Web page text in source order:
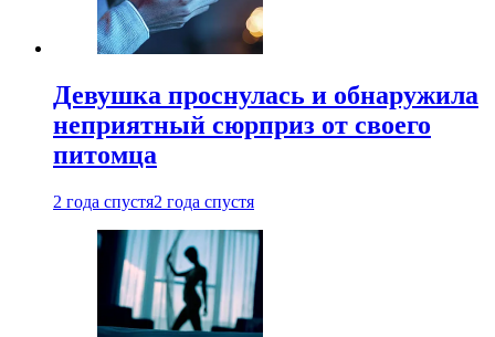
Девушка проснулась и обнаружила
неприятный сюрприз от своего
питомца
2 года спустя2 года спустя